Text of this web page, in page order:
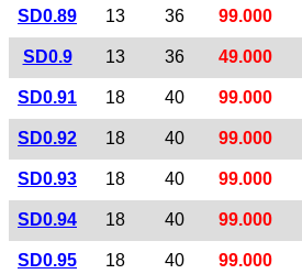
SD0.89 13 36 99.000
SD0.9 13 36 49.000
SD0.91 18 40 99.000
SD0.92 18 40 99.000
SD0.93 18 40 99.000
SD0.94 18 40 99.000
SD0.95 18 40 99.000